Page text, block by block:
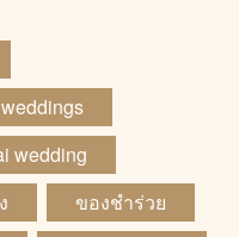
wedding
ของชำร่วย